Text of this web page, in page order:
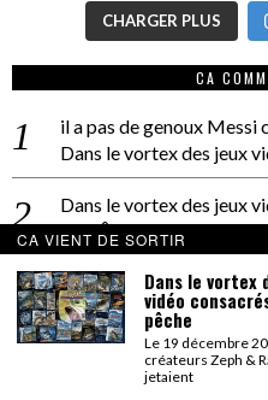
CHARGER PLUS
CA
il a pas de genoux Messi
Dans le vortex des jeux
Dans le vortex des jeux
PACÔME
La séance d’Hip Gnose
La Patrie
dans
On a parlé Dolce Vita et
Bernardino Femminielli
CA VIENT DE SORTIR
Dans le vortex
vidéo
pêche
Le 19 décembre
créateurs Zeph &
jetaient